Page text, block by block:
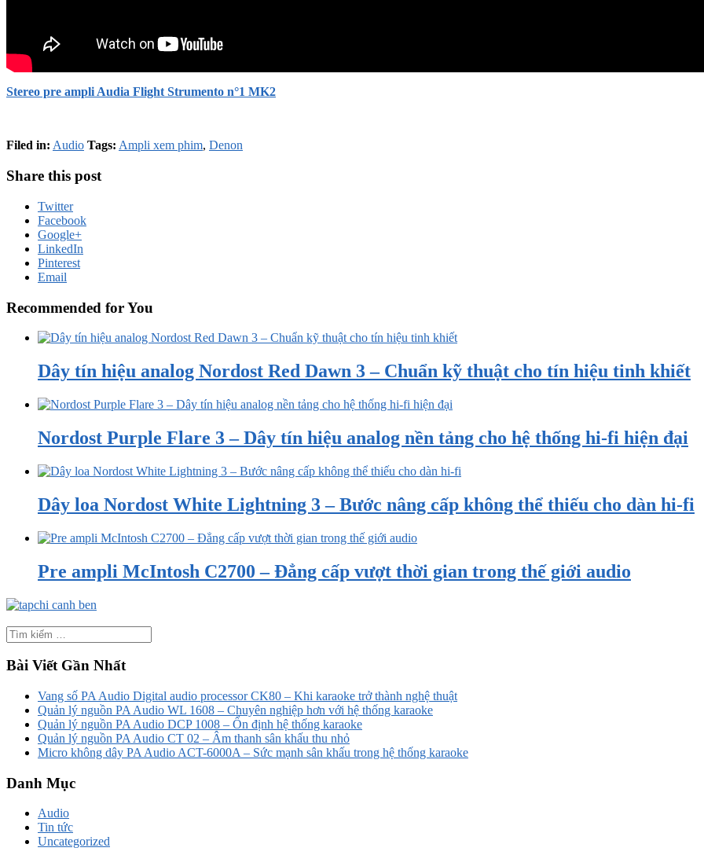
Stereo pre ampli Audia Flight Strumento n°1 MK2
Filed in: Audio Tags: Ampli xem phim, Denon
Share this post
Twitter
Facebook
Google+
LinkedIn
Pinterest
Email
Recommended for You
Dây tín hiệu analog Nordost Red Dawn 3 – Chuẩn kỹ thuật cho tín hiệu tinh khiết
Nordost Purple Flare 3 – Dây tín hiệu analog nền tảng cho hệ thống hi-fi hiện đại
Dây loa Nordost White Lightning 3 – Bước nâng cấp không thể thiếu cho dàn hi-fi
Pre ampli McIntosh C2700 – Đẳng cấp vượt thời gian trong thế giới audio
Bài Viết Gần Nhất
Vang số PA Audio Digital audio processor CK80 – Khi karaoke trở thành nghệ thuật
Quản lý nguồn PA Audio WL 1608 – Chuyên nghiệp hơn với hệ thống karaoke
Quản lý nguồn PA Audio DCP 1008 – Ổn định hệ thống karaoke
Quản lý nguồn PA Audio CT 02 – Âm thanh sân khấu thu nhỏ
Micro không dây PA Audio ACT-6000A – Sức mạnh sân khấu trong hệ thống karaoke
Danh Mục
Audio
Tin tức
Uncategorized